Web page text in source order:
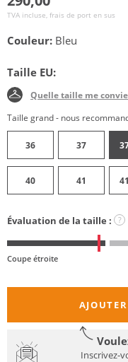
TVA incluse, frais de port en sus
Couleur: Bleu
Taille EU:
Quelle taille me
Taille grand - nous
36 37
40 41
Évaluation de la taille : ?
Coupe étroite
Inscrivez-